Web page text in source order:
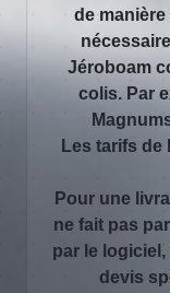
de
Jéroboam
colis. Par
Les tarifs de
Pour une
ne fait pas
par le logiciel,
devis